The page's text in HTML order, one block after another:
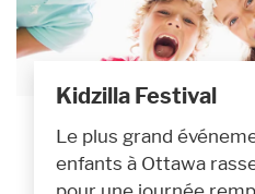
Kidzilla Festival
Le plus grand
enfants à Ottawa